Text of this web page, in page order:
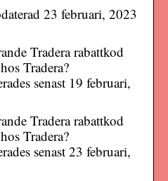
23 februari, 2023
Tradera rabattkod
Tradera?
senast 19 februari,
Tradera rabattkod
Tradera?
senast 23 februari,